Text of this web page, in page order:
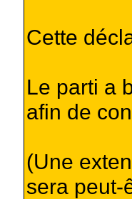
Cette
Le parti a
afin de
(Une
sera peut-